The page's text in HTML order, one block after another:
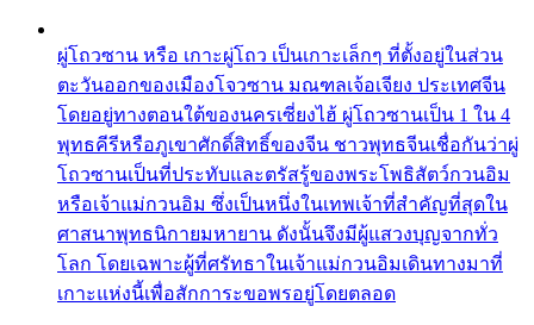
ผู่โถวซาน หรือ เกาะผู่โถว เป็นเกาะเล็กๆ ที่ตั้งอยู่ในส่วน
ตะวันออกของเมืองโจวซาน มณฑลเจ้อเจียง ประเทศจีน
โดยอยู่ทางตอนใต้ของนครเซี่ยงไฮ้ ผู่โถวซานเป็น 1 ใน 4
พุทธคีรีหรือภูเขาศักดิ์สิทธิ์ของจีน ชาวพุทธจีนเชื่อกันว่าผู่
โถวซานเป็นที่ประทับและตรัสรู้ของพระโพธิสัตว์กวนอิม
หรือเจ้าแม่กวนอิม ซึ่งเป็นหนึ่งในเทพเจ้าที่สำคัญที่สุดใน
ศาสนาพุทธนิกายมหายาน ดังนั้นจึงมีผู้แสวงบุญจากทั่ว
โลก โดยเฉพาะผู้ที่ศรัทธาในเจ้าแม่กวนอิมเดินทางมาที่
เกาะแห่งนี้เพื่อสักการะขอพรอยู่โดยตลอด